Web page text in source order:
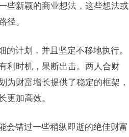
些新颖的商业想法，这些想法或
径。
计划，并且坚定不移地执行。
利时机，果断出击。两人合财
财富增长提供了稳定的框架，
更加高效。
会错过一些稍纵即逝的绝佳财富